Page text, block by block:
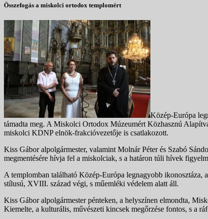
Összefogás a miskolci ortodox templomért
Közép-Európa
támadta meg. A Miskolci Ortodox Múzeumért Közhasznú
miskolci KDNP elnök-frakcióvezetője is csatlakozott.
Kiss Gábor alpolgármester, valamint Molnár Péter és Szabó
megmentésére hívja fel a miskolciak, s a határon túli hívek
A templomban található Közép-Európa legnagyobb ikonosztáza,
stílusú, XVIII. század végi, s műemléki védelem alatt áll.
Kiss Gábor alpolgármester pénteken, a helyszínen elmondta,
Kiemelte, a kulturális, művészeti kincsek megőrzése fontos, s a